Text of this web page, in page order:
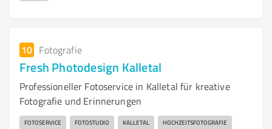
10 Fotografie
Fresh Photodesign Kalletal
Professioneller Fotoservice in Kalletal für kreative
Fotografie und Erinnerungen
FOTOSERVICE FOTOSTUDIO KALLETAL HOCHZEITSFOTOGRAFIE